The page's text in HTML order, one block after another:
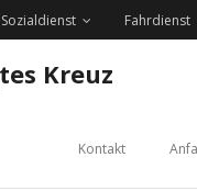
Sozialdienst Fahrdienst
Kreuz
Kontakt